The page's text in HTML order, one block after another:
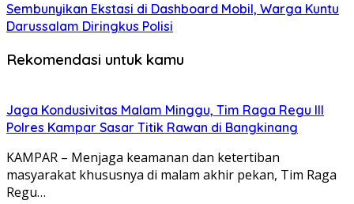
Sembunyikan Ekstasi di Dashboard Mobil, Warga Kuntu
Darussalam Diringkus Polisi
Rekomendasi untuk kamu
Jaga Kondusivitas Malam Minggu, Tim Raga Regu III
Polres Kampar Sasar Titik Rawan di Bangkinang
KAMPAR – Menjaga keamanan dan ketertiban
masyarakat khususnya di malam akhir pekan, Tim Raga
Regu…